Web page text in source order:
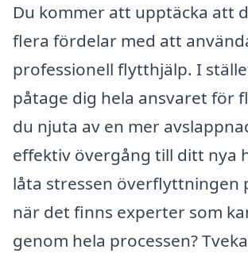
Du kommer att upptäcka att
flera fördelar med att
professionell flytthjälp. I
påtage dig hela ansvaret för
du njuta av en mer
effektiv övergång till ditt nya
låta stressen överflyttningen
när det finns experter som
genom hela processen?